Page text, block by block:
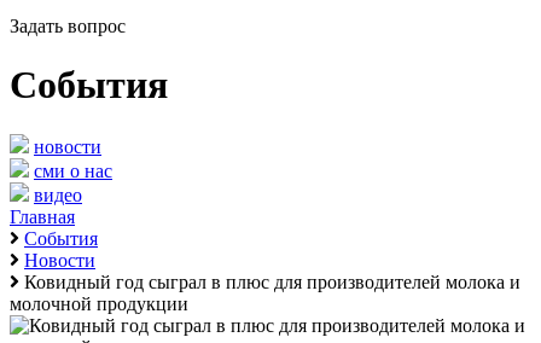
Задать вопрос
События
новости
сми о нас
видео
Главная
События
Новости
Ковидный год сыграл в плюс для производителей молока и
молочной продукции